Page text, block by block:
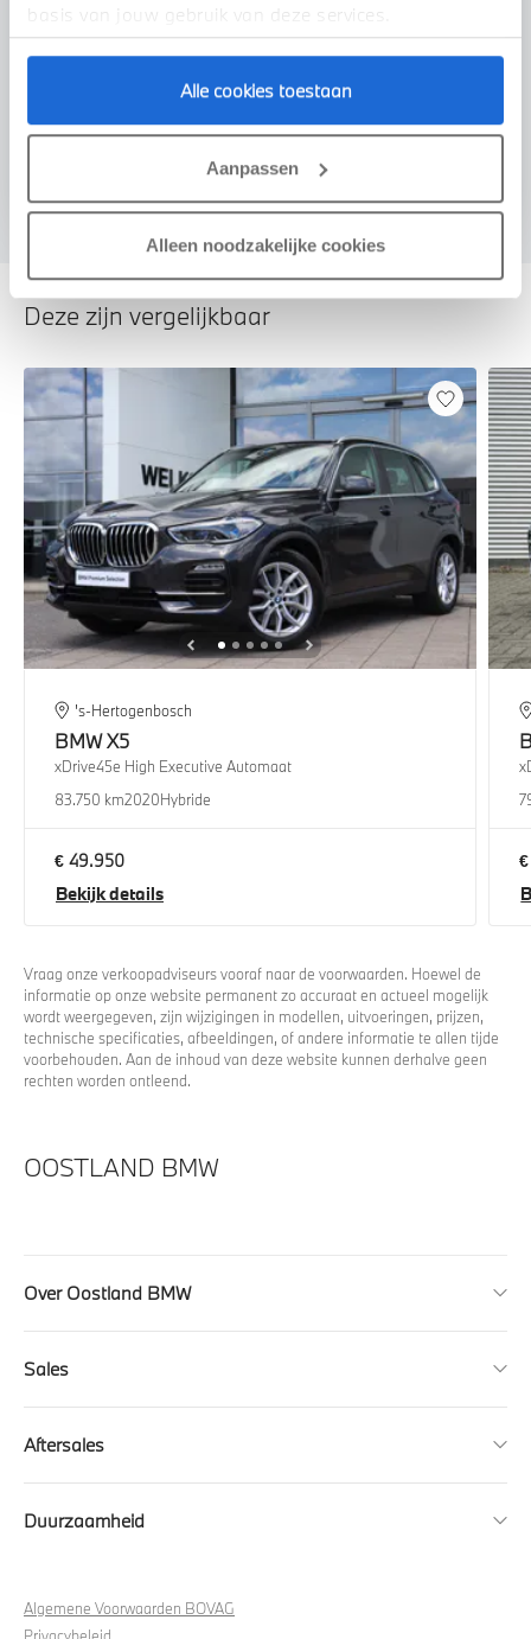
basis van jouw gebruik van deze services.
Alle cookies toestaan
Aanpassen
Alleen noodzakelijke cookies
U vertelt meer over uw auto
Deze zijn vergelijkbaar
's-Hertogenbosch
BMWX5
xDrive45e High Executive Automaat
83.750 km2020Hybride
€ 49.950
Bekijk details
Vraag onze verkoopadviseurs vooraf naar de voorwaarden. Hoewel de
informatie op onze website permanent zo accuraat en actueel mogelijk
wordt weergegeven, zijn wijzigingen in modellen, uitvoeringen, prijzen,
technische specificaties, afbeeldingen, of andere informatie te allen tijde
voorbehouden. Aan de inhoud van deze website kunnen derhalve geen
rechten worden ontleend.
OOSTLAND BMW
Over Oostland BMW
Sales
Aftersales
Duurzaamheid
Algemene Voorwaarden BOVAG
Privacybeleid